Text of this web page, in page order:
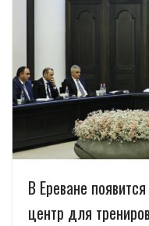
В Ереване
центр для